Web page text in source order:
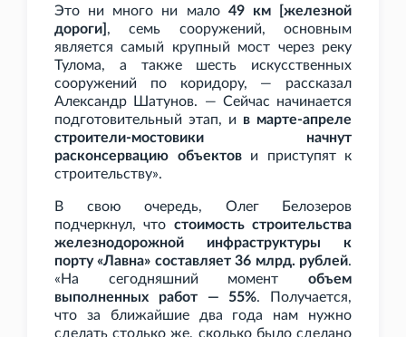
Это ни много ни мало 49
км [железной
дороги] , семь сооружений, основным
является самый крупный мост через реку
Тулома, а также шесть искусственных
сооружений по коридору, — рассказал
Александр Шатунов. — Сейчас начинается
подготовительный этап, и в марте-апреле
строители-мостовики начнут
расконсервацию объектови приступят к
строительству».
В свою очередь, Олег Белозеров
подчеркнул, что стоимость строительства
железнодорожной инфраструктуры к
порту «Лавна» составляет 36 млрд. рублей.
«На сегодняшний момент объем
выполненных работ — 55%. Получается,
что за ближайшие два года нам нужно
сделать столько же, сколько было сделано